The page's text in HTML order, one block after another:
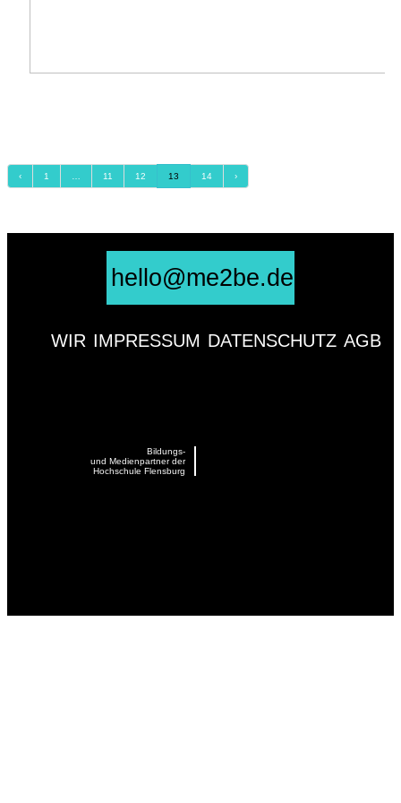
‹ 1 11 12 13 14 ›
hello@me2be.de
WIR IMPRESSUM DATENSCHUTZ AGB
Bildungs-
und Medienpartner der
Hochschule Flensburg